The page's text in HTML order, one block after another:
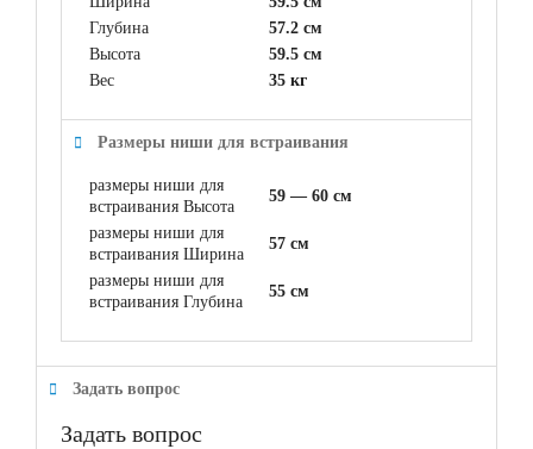
Глубина
57.2 см
Высота
59.5 см
Вес
35 кг
Размеры ниши для встраивания
размеры ниши для
встраивания Высота
59 — 60 см
размеры ниши для
встраивания Ширина
57 см
размеры ниши для
встраивания Глубина
55 см
Задать вопрос
Задать вопрос